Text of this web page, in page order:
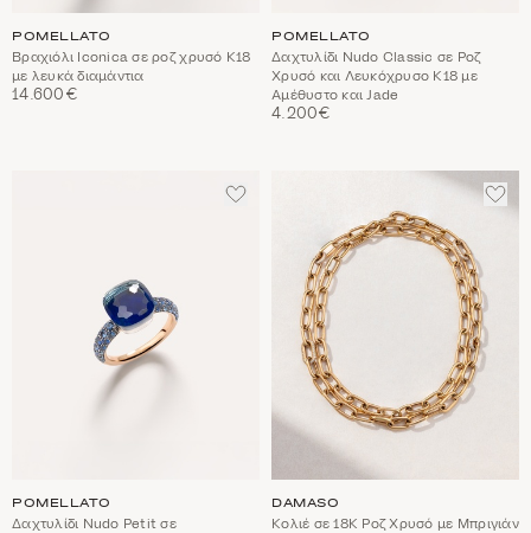
POMELLATO
Βραχιόλι Iconica σε ροζ χρυσό Κ18
με λευκά διαμάντια
14.600€
POMELLATO
Δαχτυλίδι Nudo Classic σε Ροζ
Χρυσό και Λευκόχρυσο Κ18 με
Αμέθυστο και Jade
4.200€
ΠΡΟΣΘΈΣΤΕ
POMELLATO
Δαχτυλίδι Nudo Petit σε
ΣΤΑ
DAMASO
Κολιέ σε 18Κ Ροζ Χρυσό με Μπριγιάν